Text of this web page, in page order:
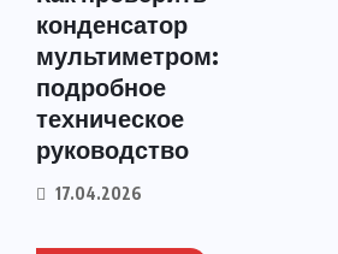
конденсатор
мультиметром:
подробное
техническое
руководство
17.04.2026